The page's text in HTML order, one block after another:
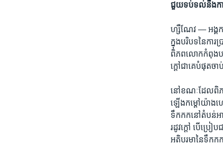
ជួយ​ទប់​ទល់​នឹង​ការ​
ហ្សឺណែវ —អង្
ក្នុង​បរិបទ​នៃ​កា
ពិភពលោក​កំពុង​បន្
ក្តៅ​ជា​គេ​បំផុតចា
នៅ​ខណៈ​ដែល​ពិភ
ឡើង​កម្តៅ​យ៉ាង​ហ
ទឹកកក​នៅ​តំបន់​អ
រដូវ​ក្តៅ​ បើ​ប្រៀ
អតិបរមា​នៃ​ទឹកក